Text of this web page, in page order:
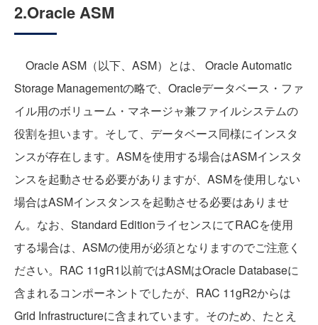
2.Oracle ASM
Oracle ASM（以下、ASM）とは、 Oracle Automatic
Storage Managementの略で、Oracleデータベース・ファ
イル用のボリューム・マネージャ兼ファイルシステムの
役割を担います。そして、データベース同様にインスタ
ンスが存在します。ASMを使用する場合はASMインスタ
ンスを起動させる必要がありますが、ASMを使用しない
場合はASMインスタンスを起動させる必要はありませ
ん。なお、Standard EditionライセンスにてRACを使用
する場合は、ASMの使用が必須となりますのでご注意く
ださい。RAC 11gR1以前ではASMはOracle Databaseに
含まれるコンポーネントでしたが、RAC 11gR2からは
Grid Infrastructureに含まれています。そのため、たとえ